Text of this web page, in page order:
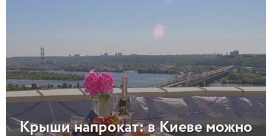
Крыши напрокат: в Киеве можно